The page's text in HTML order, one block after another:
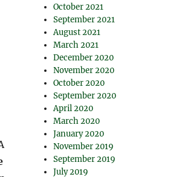
October 2021
September 2021
August 2021
March 2021
December 2020
November 2020
October 2020
September 2020
April 2020
March 2020
January 2020
November 2019
September 2019
July 2019